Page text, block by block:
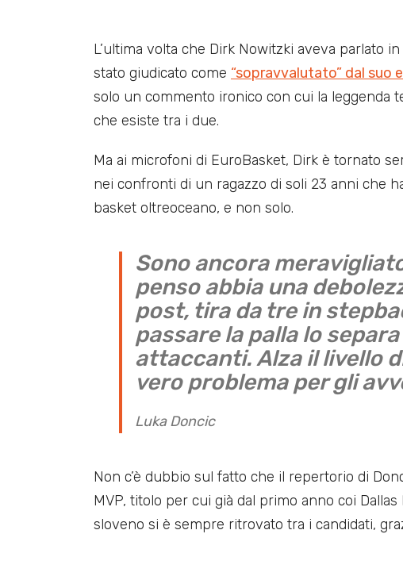
L’ultima volta che Dirk Nowitzki aveva parlato
stato giudicato come “sopravvalutato” dal suo
solo un commento ironico con cui la leggenda
che esiste tra i due.
Ma ai microfoni di EuroBasket, Dirk è tornato
nei confronti di un ragazzo di soli 23 anni che
basket oltreoceano, e non solo.
Sono ancora
penso abbia una
post, tira da tre in
passare la palla lo
attaccanti. Alza il livello
vero problema per gli
Luka Doncic
Non c’è dubbio sul fatto che il repertorio di
MVP, titolo per cui già dal primo anno coi
sloveno si è sempre ritrovato tra i candidati,